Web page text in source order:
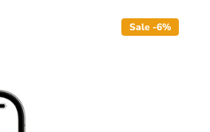
Sale -6%